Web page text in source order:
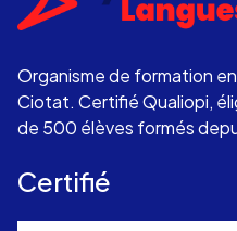
Organisme de formation
Ciotat. Certifié Qualiopi,
de 500 élèves formés
Certifié